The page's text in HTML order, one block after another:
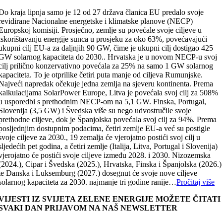
kraja lipnja samo je 12 od 27 država članica EU predalo svoje
Nacionalne energetske i klimatske planove (NECP)
komisiji. Prosječno, zemlje su povećale svoje ciljeve u
energije sunca u prosjeku za oko 63%, povećavajući
cilj EU-a za daljnjih 90 GW, čime je ukupni cilj dostigao 425
solarnog kapaciteta do 2030.. Hrvatska je u novom NECP-u svoj
prilično konzervativno povećala za 25% na samo 1 GW solarnog
To je otprilike četiri puta manje od ciljeva Rumunjske.
napredak očekuje jedna zemlja na sjeveru kontinenta. Prema
SolarPower Europe, Litva je povećala svoj cilj za 508%
usporedbi s prethodnim NECP-om na 5,1 GW. Finska, Portugal,
(3,5 GW) i Švedska više su nego udvostručile svoje
ciljeve, dok je Španjolska povećala svoj cilj za 94%. Prema
dostupnim podacima, četiri zemlje EU-a već su postigle
ciljeve za 2030., 19 zemalja će vjerojatno postići svoj cilj u
pet godina, a četiri zemlje (Italija, Litva, Portugal i Slovenija)
će postići svoje ciljeve između 2028. i 2030. Nizozemska
Cipar i Švedska (2025.), Hrvatska, Finska i Španjolska (2026.)
Danska i Luksemburg (2027.) dosegnut će svoje nove ciljeve
kapaciteta za 2030. najmanje tri godine ranije…Pročitaj više
IZ SVIJETA ZELENE ENERGIJE MOŽETE ČITATI
DAN PRIJAVOM NA NAŠ NEWSLETTER